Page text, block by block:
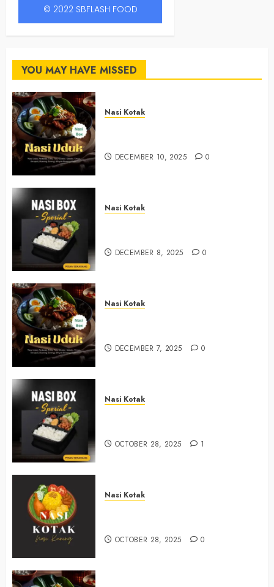
© 2022 SBFLASH FOOD
YOU MAY HAVE MISSED
Nasi Kotak
DECEMBER 10, 2025 0
Nasi Kotak
DECEMBER 8, 2025 0
Nasi Kotak
DECEMBER 7, 2025 0
Nasi Kotak
OCTOBER 28, 2025 1
Nasi Kotak
OCTOBER 28, 2025 0